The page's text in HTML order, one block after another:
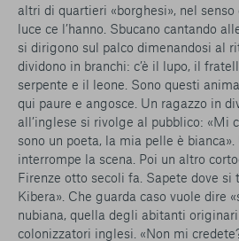
altri di quartieri «borghesi», nel senso
luce ce l’hanno. Sbucano cantando
si dirigono sul palco dimenandosi al
dividono in branchi: c’è il lupo, il
serpente e il leone. Sono questi
qui paure e angosce. Un ragazzo in
all’inglese si rivolge al pubblico: «Mi
sono un poeta, la mia pelle è
interrompe la scena. Poi un altro
Firenze otto secoli fa. Sapete dove si
Kibera». Che guarda caso vuole dire
nubiana, quella degli abitanti
colonizzatori inglesi. «Non mi